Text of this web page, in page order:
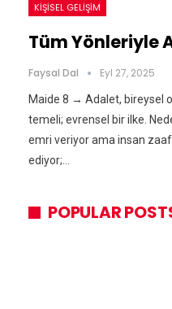
KIŞISEL GELIŞIM
Tüm Yönleriyle
Faysal Dal Eyl 27, 2025
Maide 8 → Adalet, bireysel
temeli; evrensel bir ilke.
emri veriyor ama insan
ediyor;…
POPULAR